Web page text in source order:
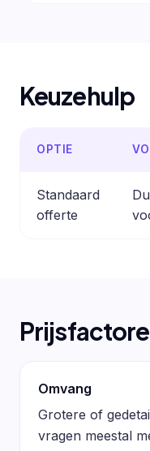
Keuzehulp
OPTIE
Standaard
offerte
Omvang
Grotere of
vragen meestal